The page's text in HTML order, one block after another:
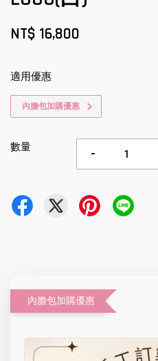
NT$ 16,800
適用優惠
內膽包加購優惠
數量 -
內膽包加購優惠